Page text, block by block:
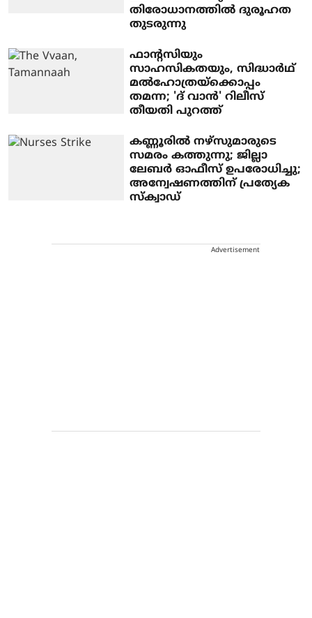
തിരോധാനത്തിൽ ദുരൂഹത
തുടരുന്നു
ഫാന്റസിയും
സാഹസികതയും, സിദ്ധാർഥ്
മൽഹോത്രയ്ക്കൊപ്പം
തമന്ന; 'ദ് വാൻ' റിലീസ്
തീയതി പുറത്ത്
കണ്ണൂരിൽ നഴ്സുമാരുടെ
സമരം കത്തുന്നു; ജില്ലാ
ലേബർ ഓഫീസ് ഉപരോധിച്ചു;
അന്വേഷണത്തിന് പ്രത്യേക
സ്ക്വാഡ്
Advertisement